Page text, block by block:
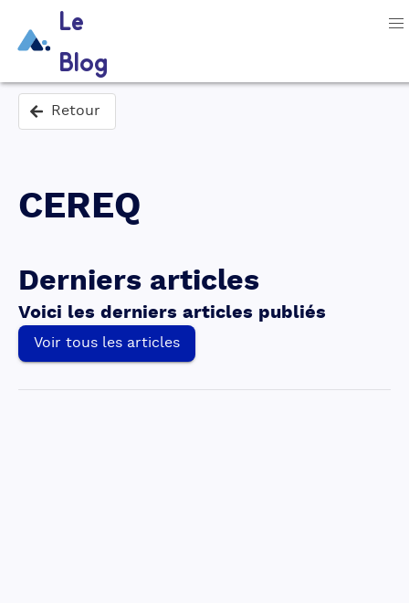
Le
Blog
Retour
CEREQ
Derniers articles
Voici les derniers articles publiés
Voir tous les articles